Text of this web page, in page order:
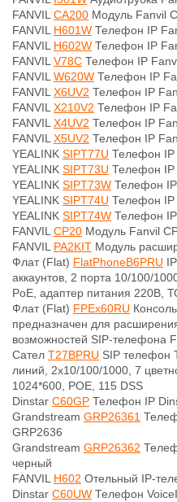
FANVILCA200 Модуль Fanvil
FANVIL H601W Телефон IP
FANVIL H602W Телефон IP
FANVILV78C Телефон IP
FANVILW620W Телефон IP
FANVILX6UV2 Телефон IP
FANVILX210V2 Телефон IP
FANVILX4UV2 Телефон IP
FANVILX5UV2 Телефон IP
YEALINK SIPT77U Телефон IP
YEALINK SIPT73U Телефон IP
YEALINK SIPT73W Телефон
YEALINK SIPT74U Телефон IP
YEALINK SIPT74W Телефон
FANVILCP20 Модуль Fanvil
FANVIL PA2KIT Модуль
Флат (Flat) FlatPhoneB6PRU
аккаунтов, 2 порта 10/100/
PoE, адаптер питания 220В,
Флат (Flat) FPEx60RU
предназначен для
возможностей SIP-телефона
Сател T27BPRU SIP телефон
линий, 2х10/100/1000, 7
1024*600, POE, 115 DSS
Dinstar C60GP Телефон IP
Grandstream GRP26361
GRP2636
Grandstream GRP26362
черный
FANVIL H602 Отельный IP-
Dinstar C60UW Телефон